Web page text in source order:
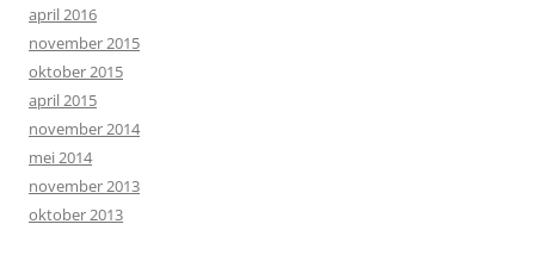
april 2016
november 2015
oktober 2015
april 2015
november 2014
mei 2014
november 2013
oktober 2013